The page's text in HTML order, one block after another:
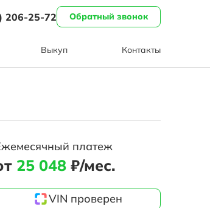
206-25-72 Обратный звонок
Выкуп Контакты
платеж
25 048 ₽/мес.
VIN проверен